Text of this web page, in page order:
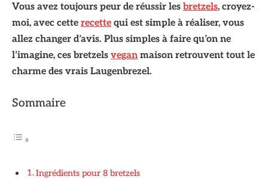
Vous avez toujours peur de réussir les bretzels, croyez-
moi, avec cette recette qui est simple à réaliser, vous
allez changer d’avis. Plus simples à faire qu’on ne
l’imagine, ces bretzels vegan maison retrouvent tout le
charme des vrais Laugenbrezel.
Sommaire
Ingrédients pour 8 bretzels